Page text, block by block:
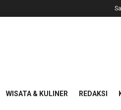
WISATA & KULINER REDAKSI